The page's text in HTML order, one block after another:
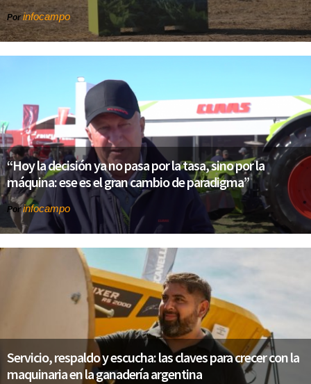
Porinfocampo
“Hoy la decisión ya no pasa por la tasa, sino por la
máquina: ese es el gran cambio de paradigma”
Porinfocampo
Servicio, respaldo y escucha: las claves para crecer con la
maquinaria en la ganadería argentina